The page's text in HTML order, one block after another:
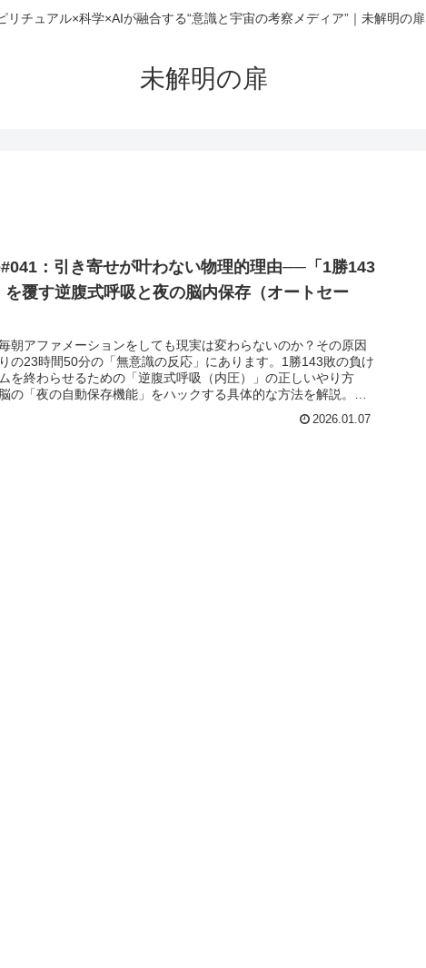
リチュアル×科学×AIが融合する“意識と宇宙の考察メディア”｜未解明の扉
未解明の扉
：引き寄せが叶わない物理的理由──「1勝143
を覆す逆腹式呼吸と夜の脳内保存（オートセー
朝アファメーションをしても現実は変わらないのか？その原因
の23時間50分の「無意識の反応」にあります。1勝143敗の負け
を終わらせるための「逆腹式呼吸（内圧）」の正しいやり方
の「夜の自動保存機能」をハックする具体的な方法を解説。
2026.01.07